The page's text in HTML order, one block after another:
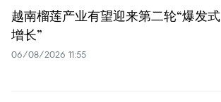
越南榴莲产业有望迎来第二轮“爆发式
增长”
06/08/2026 11:55